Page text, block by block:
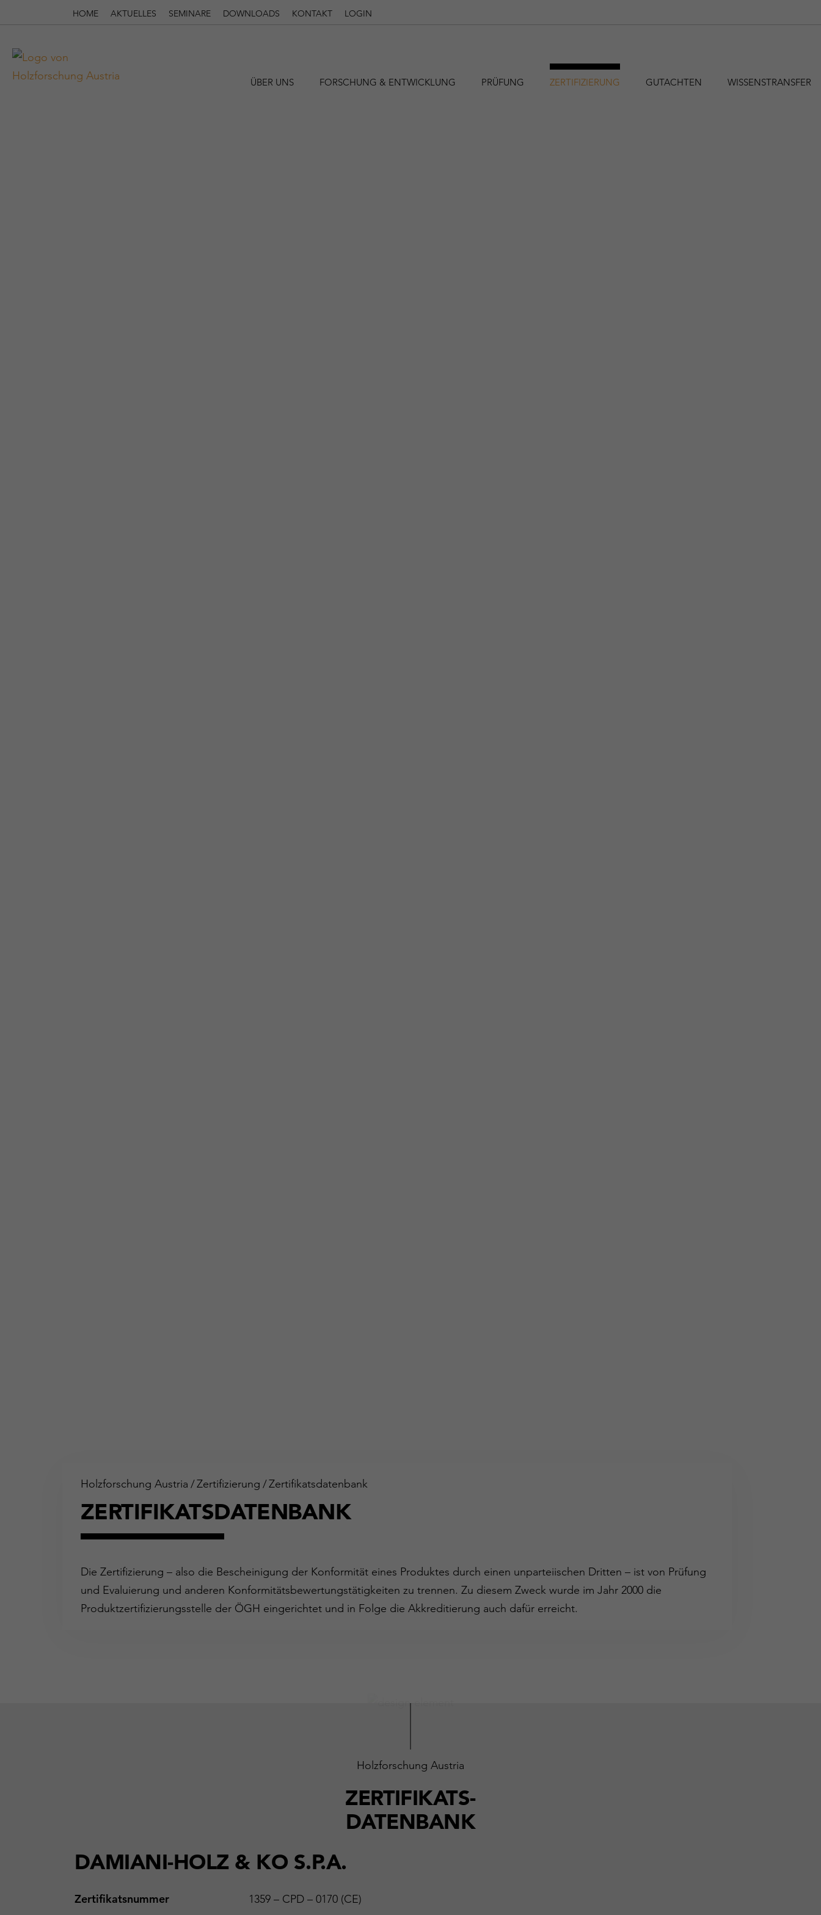
HOME AKTUELLES SEMINARE DOWNLOADS KONTAKT LOGIN
ÜBER UNS FORSCHUNG & ENTWICKLUNG PRÜFUNG ZERTIFIZIERUNG GUTACHTEN WISSENSTRANSFER
Holzforschung Austria /Zertifizierung /Zertifikatsdatenbank
ZERTIFIKATSDATENBANK
Die Zertifizierung – also die Bescheinigung der Konformität eines Produktes durch einen unparteiischen Dritten – ist von Prüfung
und Evaluierung und anderen Konformitätsbewertungstätigkeiten zu trennen. Zu diesem Zweck wurde im Jahr 2000 die
Produktzertifizierungsstelle der ÖGH eingerichtet und in Folge die Akkreditierung auch dafür erreicht.
Holzforschung Austria
ZERTIFIKATS-
DATENBANK
DAMIANI-HOLZ & KO S.P.A.
Zertifikatsnummer 1359 – CPD – 0170 (CE)